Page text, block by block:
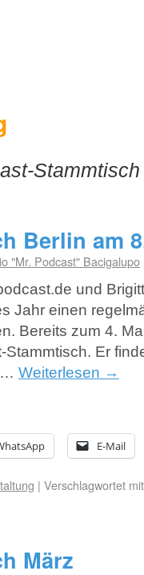
Stammtisch
Berlin am
"Mr. Podcast" Bacigalupo
und
Jahr einen
Bereits zum 4.
Er
… Weiterlesen →
E-Mail
| Verschlagwortet mit
März